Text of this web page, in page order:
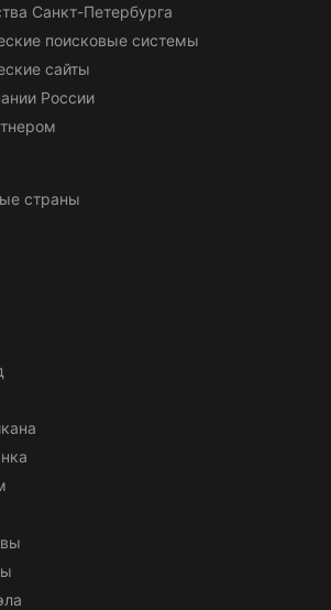
Санкт-Петербурга
поисковые системы
сайты
России
страны